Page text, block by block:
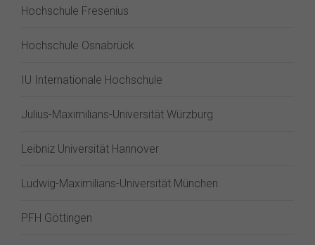
Hochschule Fresenius
Hochschule Osnabrück
IU Internationale Hochschule
Julius-Maximilians-Universität Würzburg
Leibniz Universität Hannover
Ludwig-Maximilians-Universität München
PFH Göttingen